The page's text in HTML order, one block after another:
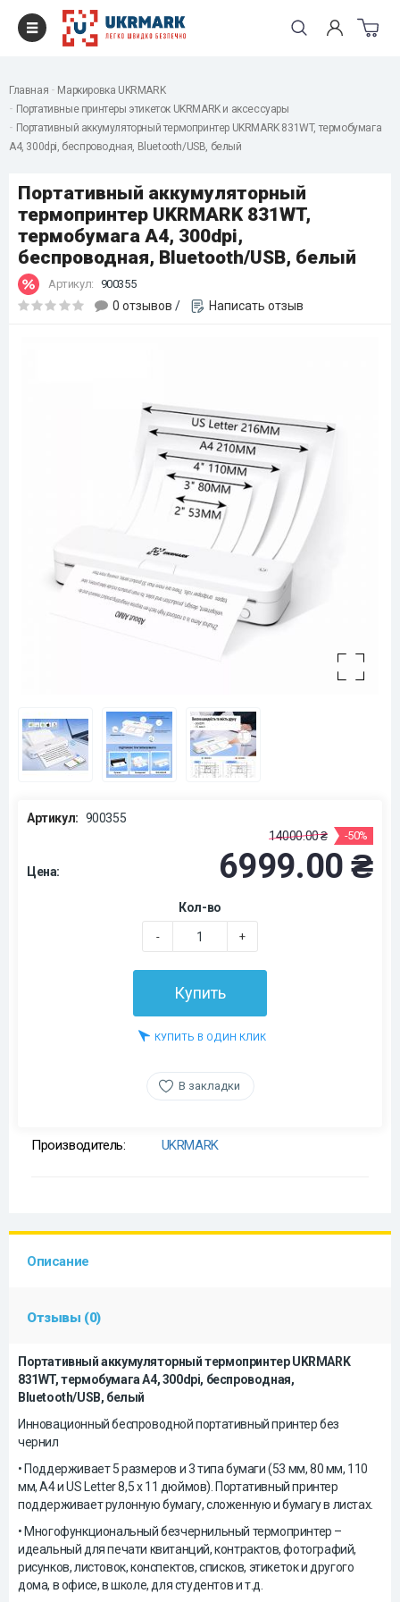
Главная
Маркировка UKRMARK
Портативные принтеры этикеток UKRMARK и аксессуары
Портативный аккумуляторный термопринтер UKRMARK 831WT, термобумага
А4, 300dpi, беспроводная, Bluetooth/USB, белый
Портативный аккумуляторный
термопринтер UKRMARK 831WT,
термобумага А4, 300dpi,
беспроводная, Bluetooth/USB, белый
Артикул: 900355
0 отзывов / Написать отзыв
Артикул: 900355
Цена:
14000.00 ₴ -50%
6999.00 ₴
Кол-во
- +
Купить
КУПИТЬ В ОДИН КЛИК
В закладки
Производитель: UKRMARK
Описание
Отзывы (0)
Портативный аккумуляторный термопринтер UKRMARK
831WT, термобумага А4, 300dpi, беспроводная,
Bluetooth/USB, белый
Инновационный беспроводной портативный принтер без
чернил
• Поддерживает 5 размеров и 3 типа бумаги (53 мм, 80 мм, 110
мм, A4 и US Letter 8,5 x 11 дюймов). Портативный принтер
поддерживает рулонную бумагу, сложенную и бумагу в листах.
• Многофункциональный безчернильный термопринтер –
идеальный для печати квитанций, контрактов, фотографий,
рисунков, листовок, конспектов, списков, этикеток и другого
дома, в офисе, в школе, для студентов и т.д.